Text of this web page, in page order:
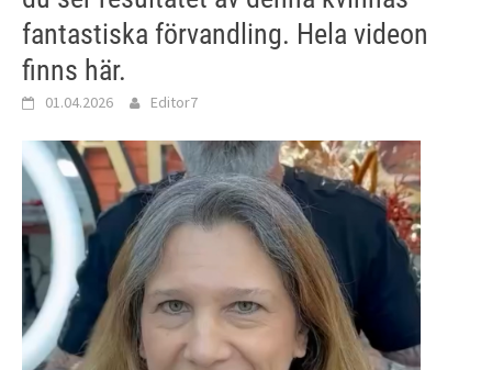
fantastiska förvandling. Hela videon
finns här.
01.04.2026 Editor7